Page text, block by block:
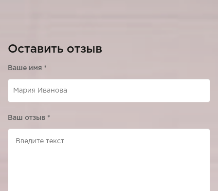
Оставить отзыв
Ваше имя *
Ваш отзыв *